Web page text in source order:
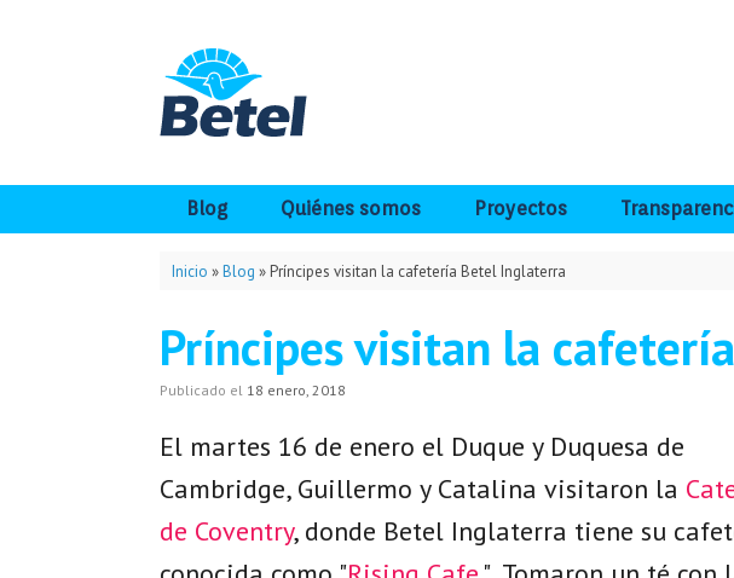
Blog Quiénes somos Proyectos
Inicio »Blog » Príncipes visitan la cafetería Betel Inglaterra
Príncipes visitan la
Publicado el 18 enero, 2018
El martes 16 de enero el Duque y Duquesa de
Cambridge, Guillermo y Catalina visitaron la
de Coventry, donde Betel Inglaterra tiene su